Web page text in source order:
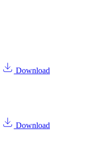
Download
Download